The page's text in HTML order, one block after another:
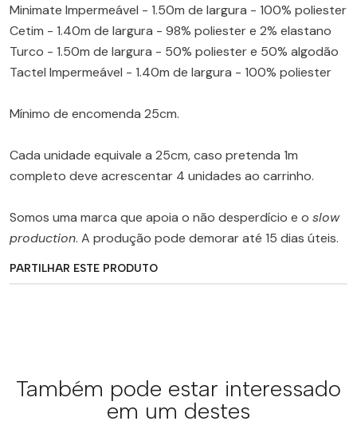
Minimate Impermeável - 1.50m de largura - 100% poliester
Cetim - 1.40m de largura - 98% poliester e 2% elastano
Turco - 1.50m de largura - 50% poliester e 50% algodão
Tactel Impermeável - 1.40m de largura - 100% poliester
Mínimo de encomenda 25cm.
Cada unidade equivale a 25cm, caso pretenda 1m
completo deve acrescentar 4 unidades ao carrinho.
Somos uma marca que apoia o não desperdício e o slow
production. A produção pode demorar até 15 dias úteis.
PARTILHAR ESTE PRODUTO
Também pode estar interessado
em um destes